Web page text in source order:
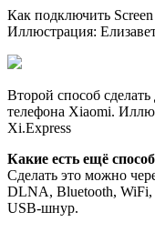
Как подключить
Иллюстрация:
Второй способ
телефона Xiaomi.
Xi.Express
Какие есть ещё
Сделать это можно
DLNA, Bluetooth,
USB-шнур.